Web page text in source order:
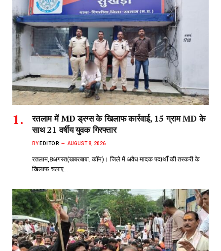
रतलाम में MD ड्रग्स के खिलाफ कार्रवाई, 15 ग्राम MD के
साथ 21 वर्षीय युवक गिरफ्तार
BY EDITOR AUGUST 8, 2026
रतलाम,8अगस्त(खबरबाबा. कॉम)। जिले में अवैध मादक पदार्थों की तस्करी के
खिलाफ चलाए…